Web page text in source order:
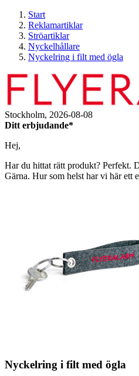
Start
Reklamartiklar
Ströartiklar
Nyckelhållare
Nyckelring i filt med ögla
Stockholm, 2026-08-08
Ditt erbjudande*
Hej,
Har du hittat rätt produkt? Perfekt.
Gärna. Hur som helst har vi här ett
Nyckelring i filt med ögla